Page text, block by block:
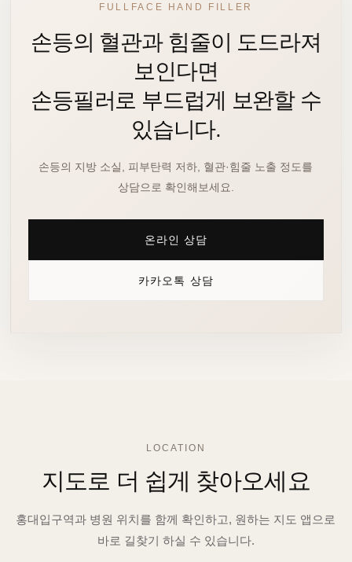
FULLFACE HAND FILLER
손등의 혈관과 힘줄이 도드라져
보인다면
손등필러로 부드럽게 보완할 수
있습니다.
손등의 지방 소실, 피부탄력 저하, 혈관·힘줄 노출 정도를
상담으로 확인해보세요.
온라인 상담
카카오톡 상담
LOCATION
지도로 더 쉽게 찾아오세요
홍대입구역과 병원 위치를 함께 확인하고, 원하는 지도 앱으로
바로 길찾기 하실 수 있습니다.